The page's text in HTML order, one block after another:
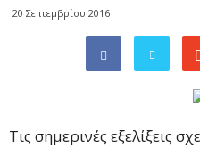
20 Σεπτεμβρίου 2016
Τις σημερινές εξελίξεις